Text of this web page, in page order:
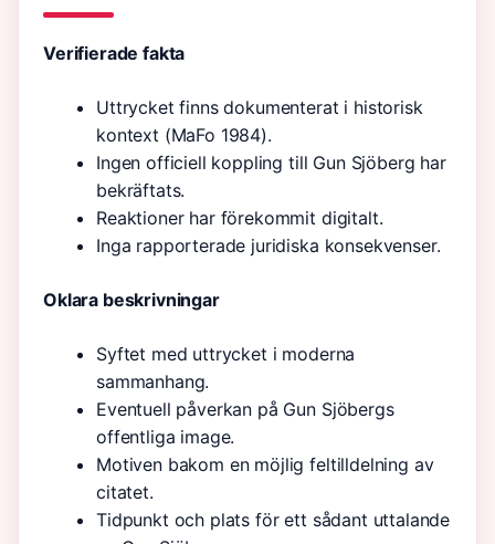
Verifierade fakta
Uttrycket finns dokumenterat i historisk
kontext (MaFo 1984).
Ingen officiell koppling till Gun Sjöberg har
bekräftats.
Reaktioner har förekommit digitalt.
Inga rapporterade juridiska konsekvenser.
Oklara beskrivningar
Syftet med uttrycket i moderna
sammanhang.
Eventuell påverkan på Gun Sjöbergs
offentliga image.
Motiven bakom en möjlig feltilldelning av
citatet.
Tidpunkt och plats för ett sådant uttalande